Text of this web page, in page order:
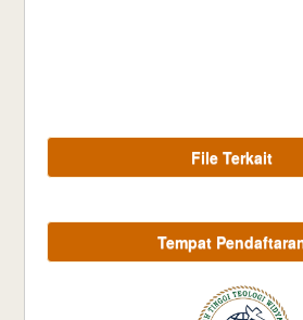
File Terkait
Tempat